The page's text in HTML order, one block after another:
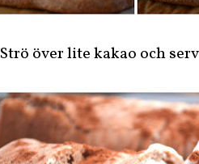
Strö över lite kakao och